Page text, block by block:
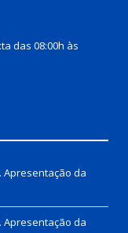
das 08:00h às
Apresentação da
Apresentação da